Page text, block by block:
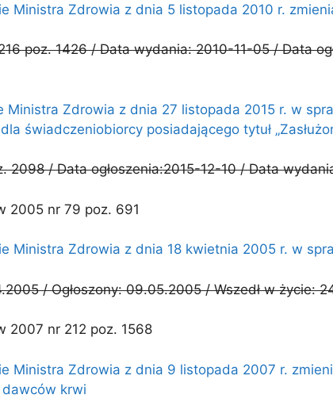
Ministra Zdrowia z dnia 5 listopada 2010 r.
poz. 1426 / Data wydania: 2010-11-05 / Data
Ministra Zdrowia z dnia 27 listopada 2015 r. w
świadczeniobiorcy posiadającego tytuł
2098 / Data ogłoszenia:2015-12-10 / Data
2005 nr 79 poz. 691
Ministra Zdrowia z dnia 18 kwietnia 2005 r. w
/ Ogłoszony: 09.05.2005 / Wszedł w życie:
2007 nr 212 poz. 1568
Ministra Zdrowia z dnia 9 listopada 2007 r.
krwi